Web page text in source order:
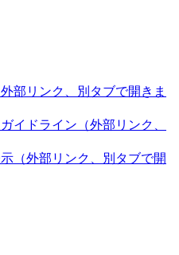
外部リンク、別タブで開きま
イドライン （外部リンク、
（外部リンク、別タブで開